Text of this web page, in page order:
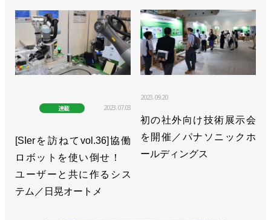
連載 2023.07.03
[SIerを訪ねてvol.36]協働
ロボットを使い倒せ！
ユーザーと共に作るシス
テム／日晃オートメ
2023.09.20
初の社外向け技術展示会
を開催／パナソニックホ
ールディングス